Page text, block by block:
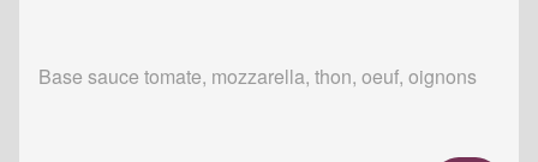
Base sauce tomate, mozzarella, thon, oeuf, oignons